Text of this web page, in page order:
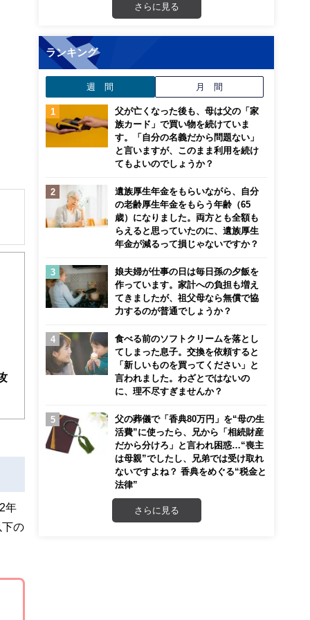
き
年
下の
さらに見る
ランキング
週 間 月 間
父が亡くなった後も、母は父の「家
族カード」で買い物を続けていま
す。「自分の名義だから問題ない」
と言いますが、このまま利用を続け
てもよいのでしょうか？
遺族厚生年金をもらいながら、自分
の老齢厚生年金をもらう年齢（65
歳）になりました。両方とも全額も
らえると思っていたのに、遺族厚生
年金が減るって損じゃないですか？
娘夫婦が仕事の日は毎日孫の夕飯を
作っています。家計への負担も増え
てきましたが、祖父母なら無償で協
力するのが普通でしょうか？
食べる前のソフトクリームを落とし
てしまった息子。交換を依頼すると
「新しいものを買ってください」と
言われました。わざとではないの
に、理不尽すぎませんか？
父の葬儀で「香典80万円」を“母の生
活費”に使ったら、兄から「相続財産
だから分けろ」と言われ困惑…“喪主
は母親”でしたし、兄弟では受け取れ
ないですよね？ 香典をめぐる“税金と
法律”
さらに見る